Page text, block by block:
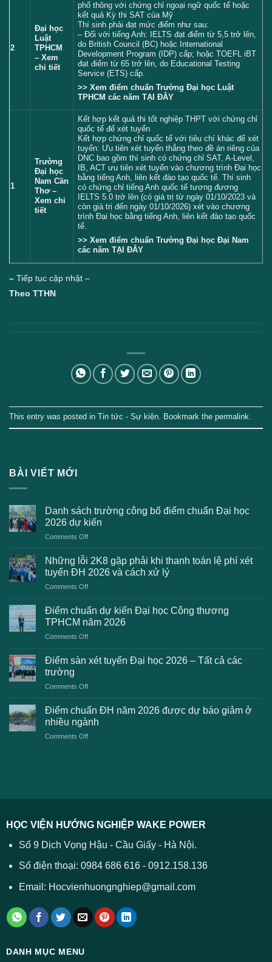
BÀI VIẾT MỚI
Danh sách trường công bố điểm chuẩn Đại học
2026 dự kiến
Comments Offon
sách
trường
công
bố
chuẩn
Đại
kiến
Những lỗi 2K8 gặp phải khi thanh toán lệ phí xét
tuyển ĐH 2026 và cách xử lý
Comments Offon
lỗi
2K8
gặp
phải
thanh
tuyển
ĐH
Điểm chuẩn dự kiến Đại học Công thương
TPHCM năm 2026
Comments Offon
chuẩn
Đại
Công
thương
Điểm sàn xét tuyển Đại học 2026 – Tất cả các
trường
Comments Offon
sàn
xét
tuyển
Đại
Điểm chuẩn ĐH năm 2026 được dự báo giảm ở
nhiều ngành
Comments Offon
giảm
nhiều
2
Đại học
Luật
TPHCM
– Xem
chi tiết
phổ thông với chứng chỉ ngoại ngữ quốc tế hoặc
kết quả Kỳ thi SAT của Mỹ
Thí sinh phải đạt mức điểm như sau:
– Đối với tiếng Anh: IELTS đạt điểm từ 5,5 trở lên,
do British Council (BC) hoặc International
Development Program (IDP) cấp; hoặc TOEFL iBT
đạt điểm từ 65 trở lên, do Educational Testing
Service (ETS) cấp.
>> Xem điểm chuẩn Trường Đại học Luật
TPHCM các nămTẠI ĐÂY
1
Trường
Đại học
Nam Cần
Thơ –
Xem chi
tiết
Kết hợp kết quả thi tốt nghiệp THPT với chứng chỉ
quốc tế để xét tuyển
Kết hợp chứng chỉ quốc tế với tiêu chí khác để xét
tuyển: Ưu tiên xét tuyển thẳng theo đề án riêng của
DNC bao gồm thí sinh có chứng chỉ SAT, A-Level,
IB, ACT ưu tiên xét tuyển vào chương trình Đại học
bằng tiếng Anh, liên kết đào tạo quốc tế. Thí sinh
có chứng chỉ tiếng Anh quốc tế tương đương
IELTS 5.0 trở lên (có giá trị từ ngày 01/10/2023 và
còn giá trị đến ngày 01/10/2026) xét vào chương
trình Đại học bằng tiếng Anh, liên kết đào tạo quốc
tế.
>> Xem điểm chuẩn Trường Đại học Đại Nam
các nămTẠI ĐÂY
– Tiếp tục cập nhật –
Theo TTHN
This entry was posted in Tin tức - Sự kiện. Bookmark the permalink.
HỌC VIỆN HƯỚNG NGHIỆP WAKE POWER
Số 9 Dịch Vọng Hậu - Cầu Giấy - Hà Nội.
Số điện thoại: 0984 686 616 - 0912.158.136
Email: Hocvienhuongnghiep@gmail.com
DANH MỤC MENU